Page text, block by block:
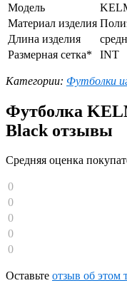
Модель
Материал изделия
Длина изделия
Размерная сетка*
INT
Категории: Футболки
Футболка
Black отзывы
Средняя оценка
0
0
0
0
0
Оставьте отзыв об этом